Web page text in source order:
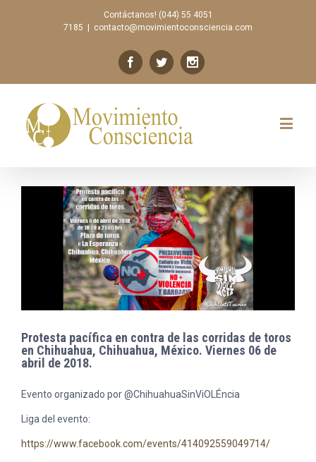
Contáctanos! (044) 55 4051
7185
contacto@movimientoconsciencia.com
Next
Protesta pacífica en contra de las corridas de toros
en Chihuahua, Chihuahua, México. Viernes 06 de
abril de 2018.
Evento organizado por @ChihuahuaSinViOLÉncia
Liga del evento:
https://www.facebook.com/events/414092559049714/